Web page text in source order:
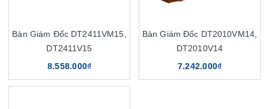
Bàn Giám Đốc DT2411VM15,
DT2411V15
8.558.000₫
Bàn Giám Đốc DT2010VM14,
DT2010V14
7.242.000₫